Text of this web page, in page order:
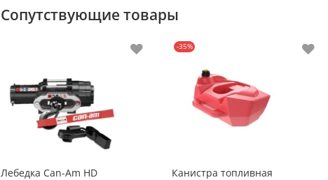
Сопутствующие товары
Лебедка Can-Am HD
-35%
Канистра топливная